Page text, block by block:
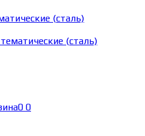
(сталь)
(сталь)
0 0